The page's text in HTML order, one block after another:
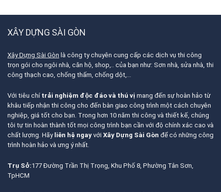
XÂY DỰNG SÀI GÒN
Xây Dựng Sài Gòn là công ty chuyên cung cấp các dịch vụ thi công
trọn gói cho ngôi nhà, căn hộ, shop,.. của bạn như: Sơn nhà, sửa nhà, thi
công thạch cao, chống thấm, chống dột,…
Với tiêu chí trải nghiệm độc đáo và thú vị mang đến sự hoàn hảo từ
khâu tiếp nhận thi công cho đến bàn giao công trình một cách chuyên
nghiệp, giá tốt cho bạn. Trong hơn 10 năm thi công và thiết kế, chúng
tôi tự tin hoàn thành tốt mọi công trình bạn cần với độ chính xác cao và
chất lượng. Hãy liên hệ ngay với Xây Dựng Sài Gòn để có những công
trình hoàn hảo và ưng ý nhất.
Trụ Sở:177 Đường Trần Thị Trọng, Khu Phố 8, Phường Tân Sơn,
TpHCM